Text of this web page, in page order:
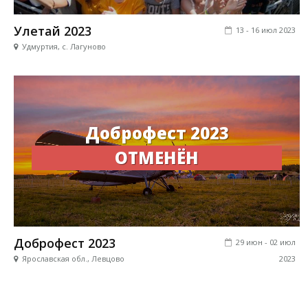
Улетай 2023
Удмуртия, с. Лагуново
13 - 16 июл 2023
Доброфест 2023
ОТМЕНЁН
Доброфест 2023
Ярославская обл., Левцово
29 июн - 02 июл
2023